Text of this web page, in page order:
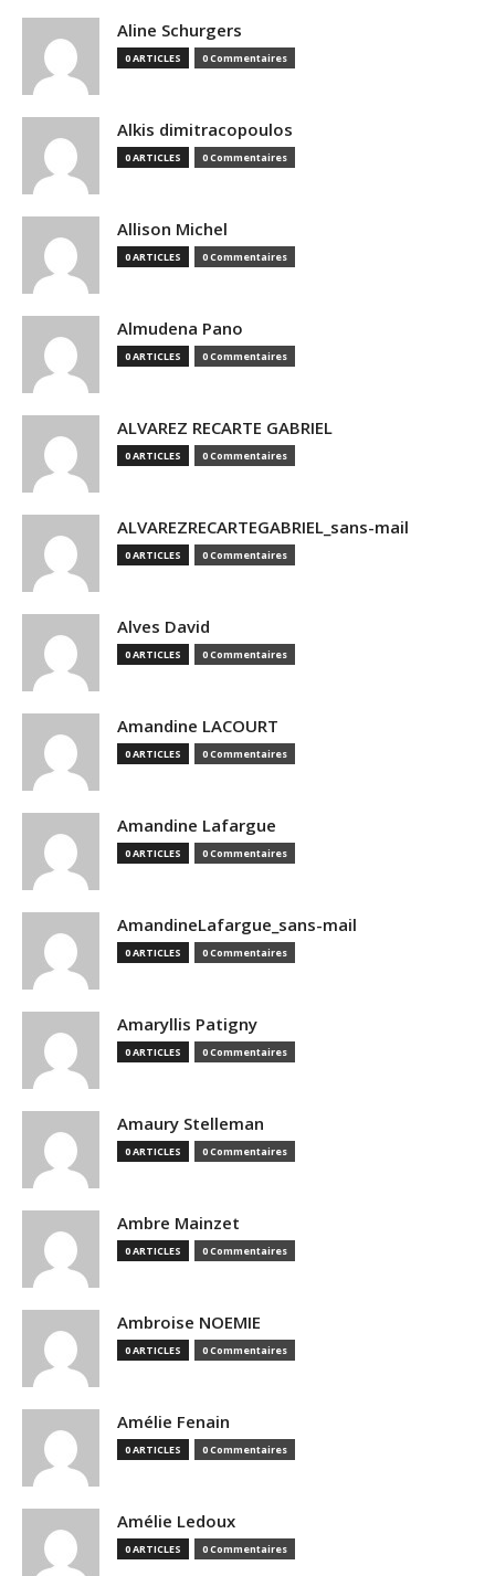
Aline Schurgers
0 ARTICLES 0 Commentaires
Alkis dimitracopoulos
0 ARTICLES 0 Commentaires
Allison Michel
0 ARTICLES 0 Commentaires
Almudena Pano
0 ARTICLES 0 Commentaires
ALVAREZ RECARTE GABRIEL
0 ARTICLES 0 Commentaires
ALVAREZRECARTEGABRIEL_sans-mail
0 ARTICLES 0 Commentaires
Alves David
0 ARTICLES 0 Commentaires
Amandine LACOURT
0 ARTICLES 0 Commentaires
Amandine Lafargue
0 ARTICLES 0 Commentaires
AmandineLafargue_sans-mail
0 ARTICLES 0 Commentaires
Amaryllis Patigny
0 ARTICLES 0 Commentaires
Amaury Stelleman
0 ARTICLES 0 Commentaires
Ambre Mainzet
0 ARTICLES 0 Commentaires
Ambroise NOEMIE
0 ARTICLES 0 Commentaires
Amélie Fenain
0 ARTICLES 0 Commentaires
Amélie Ledoux
0 ARTICLES 0 Commentaires